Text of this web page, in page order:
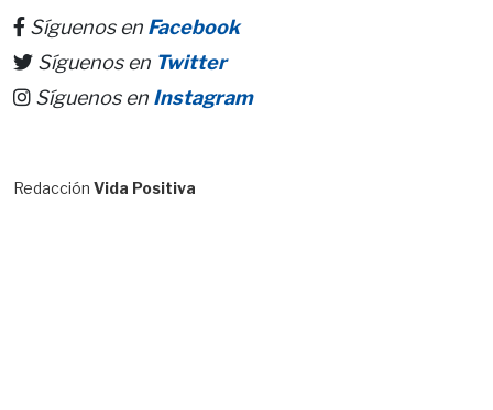
Síguenos en Facebook
Síguenos en Twitter
Síguenos en Instagram
Redacción Vida Positiva